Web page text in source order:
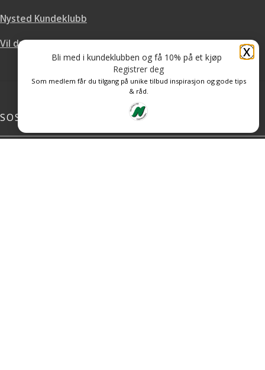
Nysted Kundeklubb
Vil du leie hos oss?
SOSIALE MEDIER
X
Bli med i kundeklubben og få 10% på et kjøp
Registrer deg
Som medlem får du tilgang på unike tilbud inspirasjon og gode tips
& råd.